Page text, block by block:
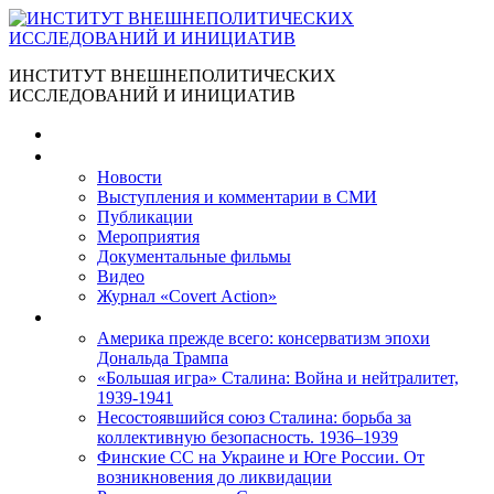
ИНСТИТУТ ВНЕШНЕПОЛИТИЧЕСКИХ
ИССЛЕДОВАНИЙ И ИНИЦИАТИВ
Новости
Выступления и коммента­рии в СМИ
Публикации
Мероприятия
Документальные фильмы
Видео
Журнал «Covert Action»
Америка прежде всего: консерватизм эпохи
Дональда Трампа
«Большая игра» Сталина: Война и нейтралитет,
1939-1941
Несостоявшийся союз Сталина: борьба за
коллективную безопасность. 1936–1939
Финские СС на Украине и Юге России. От
возникновения до ликвидации